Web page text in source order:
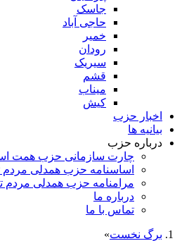
جاسک
حاجی آباد
خمیر
رودان
سیریک
قشم
میناب
کیش
اخبار حزب
بیانیه ها
درباره حزب
چارت سازمانی حزب همت
اساسنامه حزب همدلی
مرامنامه حزب همدلی مردم
درباره ما
تماس با ما
برگ نخست